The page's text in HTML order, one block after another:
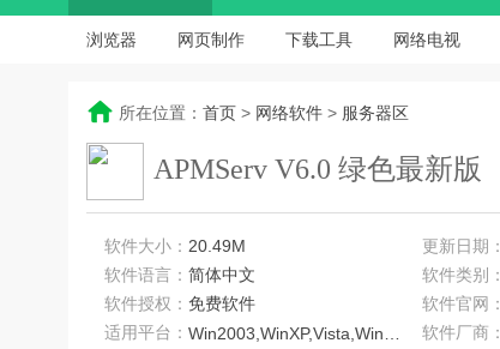
浏览器 网页制作 下载工具 网络电视
所在位置： 首页 > 网络软件 > 服务器区
APMServ V6.0 绿色最新版
软件大小： 20.49M 更新日期：
软件语言： 简体中文 软件类别：
软件授权： 免费软件 软件官网：
适用平台：
Win2003,WinXP,Vista,Win7,Win8 软件厂商：